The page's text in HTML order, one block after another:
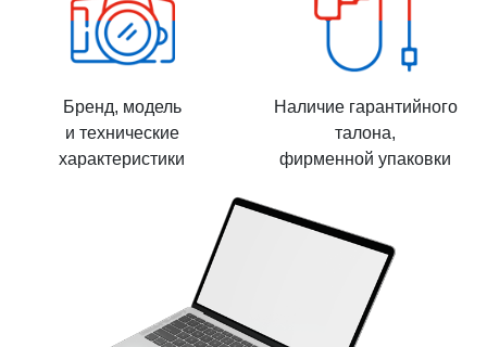
Бренд, модель
и технические
характеристики
Наличие гарантийного
талона,
фирменной упаковки